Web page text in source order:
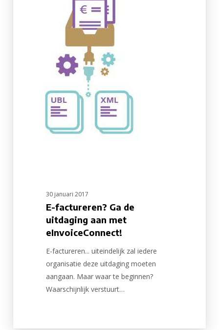
eInvoiceConnect!
30 januari 2017
E-factureren? Ga de
uitdaging aan met
eInvoiceConnect!
E-factureren... uiteindelijk zal iedere
organisatie deze uitdaging moeten
aangaan. Maar waar te beginnen?
Waarschijnlijk verstuurt…